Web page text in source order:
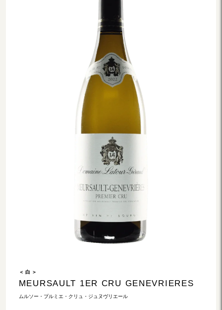
＜ 白 ＞
MEURSAULT 1ER CRU GENEVRIERES
ムルソー・プルミエ・クリュ・ジュヌヴリエール